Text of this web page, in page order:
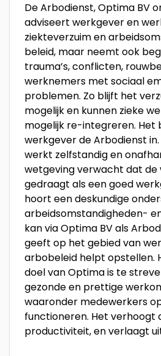
De Arbodienst, Optima BV
adviseert werkgever en
ziekteverzuim en
beleid, maar neemt ook
trauma’s, conflicten,
werknemers met sociaal
problemen. Zo blijft het
mogelijk en kunnen zieke
mogelijk re-integreren. Het
werkgever de Arbodienst
werkt zelfstandig en
wetgeving verwacht dat de
gedraagt als een goed
hoort een deskundige
arbeidsomstandigheden-
kan via Optima BV als
geeft op het gebied van
arbobeleid helpt opstellen.
doel van Optima is te
gezonde en prettige
waaronder medewerkers
functioneren. Het verhoogt
productiviteit, en verlaagt